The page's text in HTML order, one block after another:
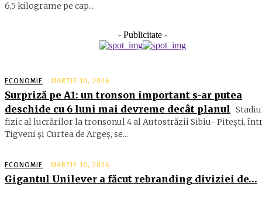
6,5 ki­lograme pe cap...
- Publicitate -
ECONOMIE MARTIE 10, 2026
Surpriză pe A1: un tronson important s-ar putea
deschide cu 6 luni mai devreme decât planul
fizic al lucrărilor la tronsonul 4 al Autostrăzii Sibiu- Piteşti,
Tigveni şi Curtea de Argeş, se...
ECONOMIE MARTIE 10, 2026
Gigantul Unilever a făcut rebranding diviziei de…